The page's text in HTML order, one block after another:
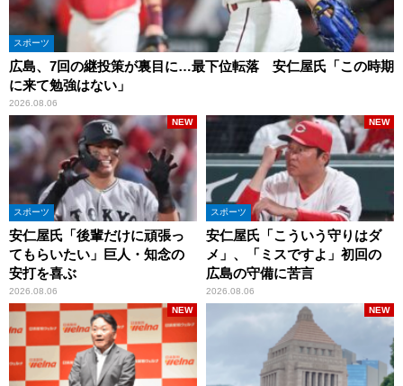
スポーツ
広島、7回の継投策が裏目に…最下位転落 安仁屋氏「この時期
に来て勉強はない」
2026.08.06
スポーツ
安仁屋氏「後輩だけに頑張っ
てもらいたい」巨人・知念の
安打を喜ぶ
2026.08.06
NEW
スポーツ
安仁屋氏「こういう守りはダ
メ」、「ミスですよ」初回の
広島の守備に苦言
2026.08.06
NEW
NEW NEW